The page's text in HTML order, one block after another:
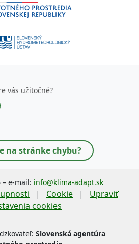
vás užitočné?
na stránke chybu?
– e-mail: info@klima-adapt.sk
| Cookie | Upraviť
cookies
Slovenská agentúra